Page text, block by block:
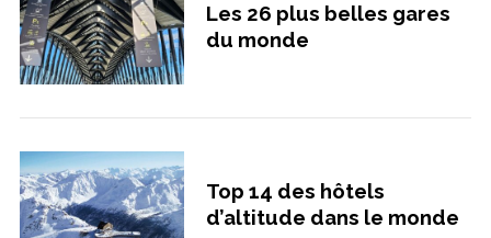
Les 26 plus belles gares
du monde
Top 14 des hôtels
d’altitude dans le monde